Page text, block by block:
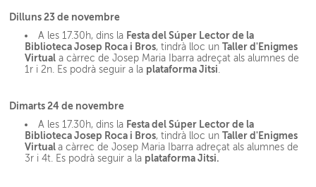
Dilluns 23 de novembre
A les 17.30h, dins la Festa del Súper Lector de la
Biblioteca Josep Roca i Bros, tindrà lloc unTaller d'Enigmes
Virtual a càrrec de Josep Maria Ibarra adreçat als alumnes de
1r i 2n. Es podrà seguir a la plataforma Jitsi.
Dimarts 24 de novembre
A les 17.30h, dins la Festa del Súper Lector de la
Biblioteca Josep Roca i Bros, tindrà lloc unTaller d'Enigmes
Virtuala càrrec de Josep Maria Ibarra adreçat als alumnes de
3r i 4t. Es podrà seguir a la plataforma Jitsi.